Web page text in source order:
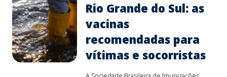
Rio Grande do Sul: as
vacinas
recomendadas para
vítimas e socorristas